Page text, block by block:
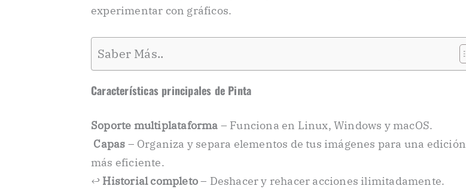
experimentar con gráficos.
Saber Más..
Características principales de Pinta
Soporte multiplataforma – Funciona en Linux, Windows y macOS.
Capas – Organiza y separa elementos de tus imágenes para una edición
más eficiente.
↩️ Historial completo– Deshacer y rehacer acciones ilimitadamente.